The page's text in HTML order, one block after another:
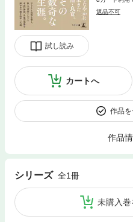
試し読み
返品不可
カートへ
作品
作品
シリーズ 全1冊
未購入巻